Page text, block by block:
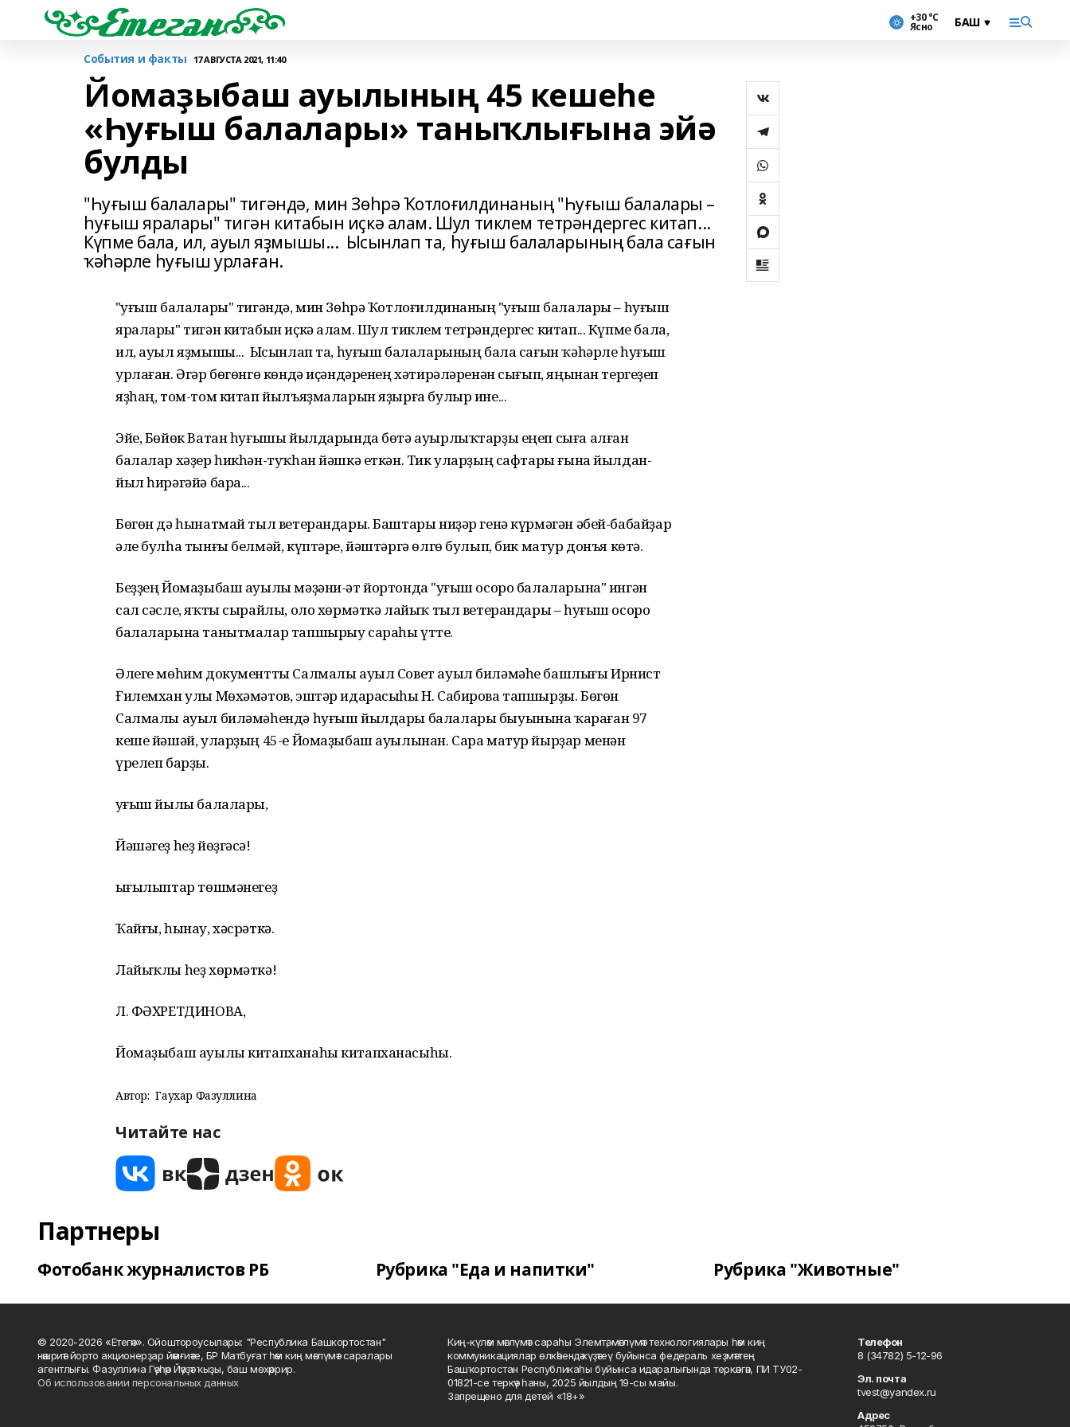
+30 °С
Ясно
События и факты 17 АВГУСТА 2021, 11:40
Йомаҙыбаш ауылының 45 кешеһе
«Һуғыш балалары» таныҡлығына эйә
булды
"Һуғыш балалары" тигәндә, мин Зөһрә Ҡотлоғилдинаның "Һуғыш балалары –
һуғыш яралары" тигән китабын иҫкә алам. Шул тиклем тетрәндергес китап...
Күпме бала, ил, ауыл яҙмышы... Ысынлап та, һуғыш балаларының бала сағын
ҡәһәрле һуғыш урлаған.
"Һуғыш балалары" тигәндә, мин Зөһрә Ҡотлоғилдинаның "Һуғыш балалары – һуғыш
яралары" тигән китабын иҫкә алам. Шул тиклем тетрәндергес китап... Күпме бала,
ил, ауыл яҙмышы... Ысынлап та, һуғыш балаларының бала сағын ҡәһәрле һуғыш
урлаған. Әгәр бөгөнгө көндә иҫәндәренең хәтирәләренән сығып, яңынан тергеҙеп
яҙһаң, том-том китап йылъяҙмаларын яҙырға булыр ине...
Эйе, Бөйөк Ватан һуғышы йылдарында бөтә ауырлыҡтарҙы еңеп сыға алған
балалар хәҙер һикһән-туҡһан йәшкә еткән. Тик уларҙың сафтары ғына йылдан-
йыл һирәгәйә бара...
Бөгөн дә һынатмай тыл ветерандары. Баштары ниҙәр генә күрмәгән әбей-бабайҙар
әле булһа тынғы белмәй, күптәре, йәштәргә өлгө булып, бик матур донъя көтә.
Беҙҙең Йомаҙыбаш ауылы мәҙәни-әт йортонда "Һуғыш осоро балаларына" ингән
сал сәсле, яҡты сырайлы, оло хөрмәткә лайыҡ тыл ветерандары – һуғыш осоро
балаларына танытмалар тапшырыу сараһы үтте.
Әлеге мөһим документты Салмалы ауыл Совет ауыл биләмәһе башлығы Ирнист
Ғилемхан улы Мөхәмәтов, эштәр идарасыһы Н. Сабирова тапшырҙы. Бөгөн
Салмалы ауыл биләмәһендә һуғыш йылдары балалары быуынына ҡараған 97
кеше йәшәй, уларҙың 45-е Йомаҙыбаш ауылынан. Сара матур йырҙар менән
үрелеп барҙы.
Һуғыш йылы балалары,
Йәшәгеҙ һеҙ йөҙгәсә!
Һығылыптар төшмәнегеҙ
Ҡайғы, һынау, хәсрәткә.
Лайыҡлы һеҙ хөрмәткә!
Л. ФӘХРЕТДИНОВА,
Йомаҙыбаш ауылы китапханаһы китапханасыһы.
Автор: Гаухар Фазуллина
Читайте нас
Партнеры
Фотобанк журналистов РБ Рубрика "Еда и напитки" Рубрика "Животные"
© 2020-2026 «Етегән». Ойоштороусылары: "Республика Башкортостан"
нәшриәт йорто акционерҙар йәмғиәте, БР Матбуғат һәм киң мәғлүмәт саралары
агентлығы. Фазуллина Гәүһәр Йәүҙәт ҡыҙы, баш мөхәррир.
Об использовании персональных данных
Киң-күләм мәғлүмәт сараһы Элемтә, мәғлүмәт технологиялары һәм киң
коммуникациялар өлкәһендә күҙәтеү буйынса федераль хеҙмәттең
Башҡортостан Республикаһы буйынса идаралығында теркәлгән, ПИ ТУ02-
01821-се теркәү һаны, 2025 йылдың 19-сы майы.
Запрещено для детей «18+»
Телефон
8 (34782) 5-12-96
Эл. почта
tvest@yandex.ru
Адрес